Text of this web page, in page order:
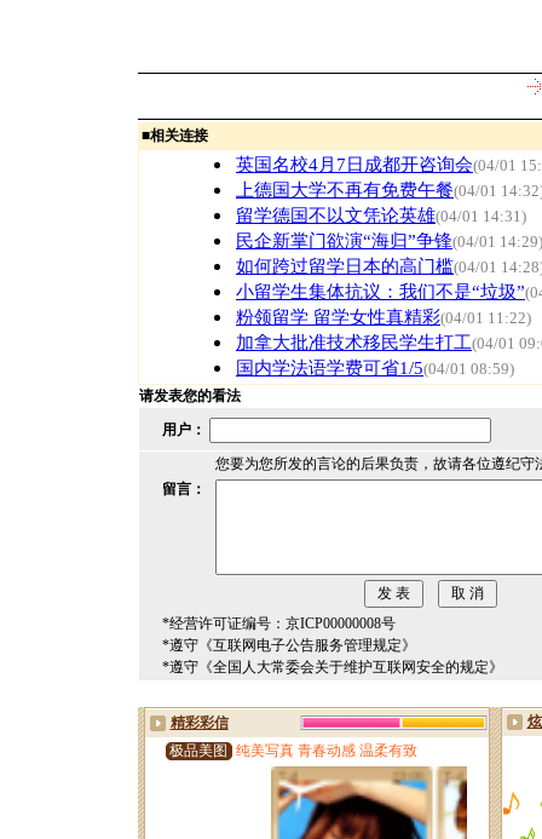
■相关连接
英国名校4月7日成都开咨询会(04/01
上德国大学不再有免费午餐(04/01
留学德国不以文凭论英雄(04/01 14:31)
民企新掌门欲演“海归”争锋(04/01 14:29)
如何跨过留学日本的高门槛(04/01
小留学生集体抗议：我们不是“垃圾”
粉领留学 留学女性真精彩(04/01 11:22)
加拿大批准技术移民学生打工(04/01
国内学法语学费可省1/5(04/01 08:59)
请发表您的看法
用户：
您要为您所发的言论的后果负责，故请各位遵纪守
留言：
*经营许可证编号：京ICP00000008号
*遵守《互联网电子公告服务管理规定》
*遵守《全国人大常委会关于维护互联网安全的规定》